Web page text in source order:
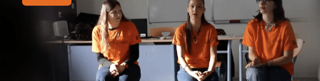
Le 3114, c'est le numéro national de prévention
du suicide.
Des professionnels vous répondent
gratuitement 24h/24 et 7j/7, anonyme.